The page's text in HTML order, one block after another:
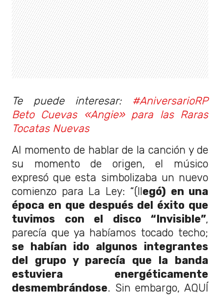
Te puede interesar: #AniversarioRP
Beto Cuevas «Angie» para las Raras
Tocatas Nuevas
Al momento de hablar de la canción y de
su momento de origen, el músico
expresó que esta simbolizaba un nuevo
comienzo para La Ley: “(llegó) en una
época en que después del éxito que
tuvimos con el disco “Invisible”,
parecía que ya habíamos tocado techo;
se habían ido algunos integrantes
del grupo y parecía que la banda
estuviera energéticamente
desmembrándose. Sin embargo, AQUÍ